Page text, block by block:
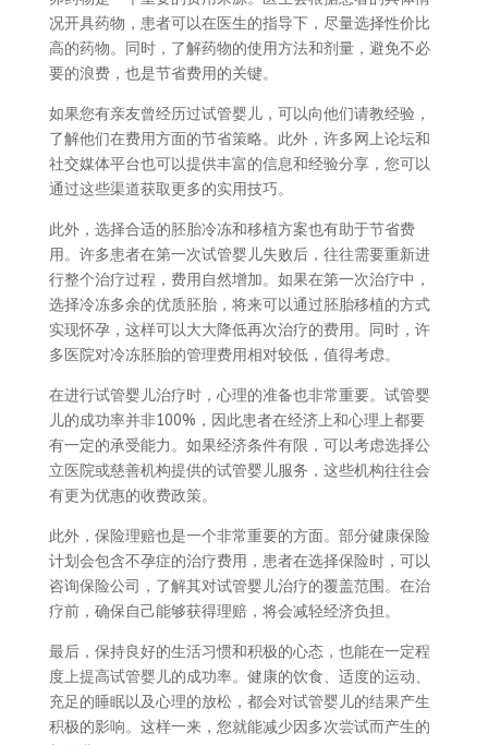
况开具药物，患者可以在医生的指导下，尽量选择性价比
高的药物。同时，了解药物的使用方法和剂量，避免不必
要的浪费，也是节省费用的关键。
如果您有亲友曾经历过试管婴儿，可以向他们请教经验，
了解他们在费用方面的节省策略。此外，许多网上论坛和
社交媒体平台也可以提供丰富的信息和经验分享，您可以
通过这些渠道获取更多的实用技巧。
此外，选择合适的胚胎冷冻和移植方案也有助于节省费
用。许多患者在第一次试管婴儿失败后，往往需要重新进
行整个治疗过程，费用自然增加。如果在第一次治疗中，
选择冷冻多余的优质胚胎，将来可以通过胚胎移植的方式
实现怀孕，这样可以大大降低再次治疗的费用。同时，许
多医院对冷冻胚胎的管理费用相对较低，值得考虑。
在进行试管婴儿治疗时，心理的准备也非常重要。试管婴
儿的成功率并非100%，因此患者在经济上和心理上都要
有一定的承受能力。如果经济条件有限，可以考虑选择公
立医院或慈善机构提供的试管婴儿服务，这些机构往往会
有更为优惠的收费政策。
此外，保险理赔也是一个非常重要的方面。部分健康保险
计划会包含不孕症的治疗费用，患者在选择保险时，可以
咨询保险公司，了解其对试管婴儿治疗的覆盖范围。在治
疗前，确保自己能够获得理赔，将会减轻经济负担。
最后，保持良好的生活习惯和积极的心态，也能在一定程
度上提高试管婴儿的成功率。健康的饮食、适度的运动、
充足的睡眠以及心理的放松，都会对试管婴儿的结果产生
积极的影响。这样一来，您就能减少因多次尝试而产生的